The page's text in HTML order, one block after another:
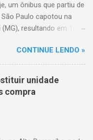
um ônibus que partiu de
Paulo capotou na
resultando em 10
ao trevo de Queixinho,
o controle do
central e
de acesso. Entre as
crianças de
CONTINUE LENDO »
unidade
compra